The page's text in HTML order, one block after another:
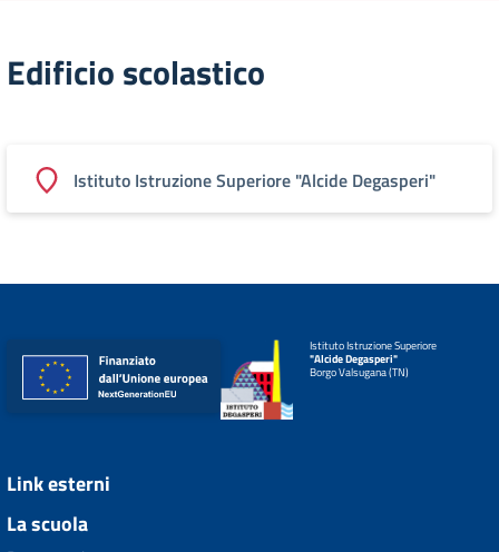
Edificio scolastico
Istituto Istruzione Superiore "Alcide Degasperi"
Istituto Istruzione Superiore
"Alcide Degasperi"
Borgo Valsugana (TN)
Link esterni
La scuola